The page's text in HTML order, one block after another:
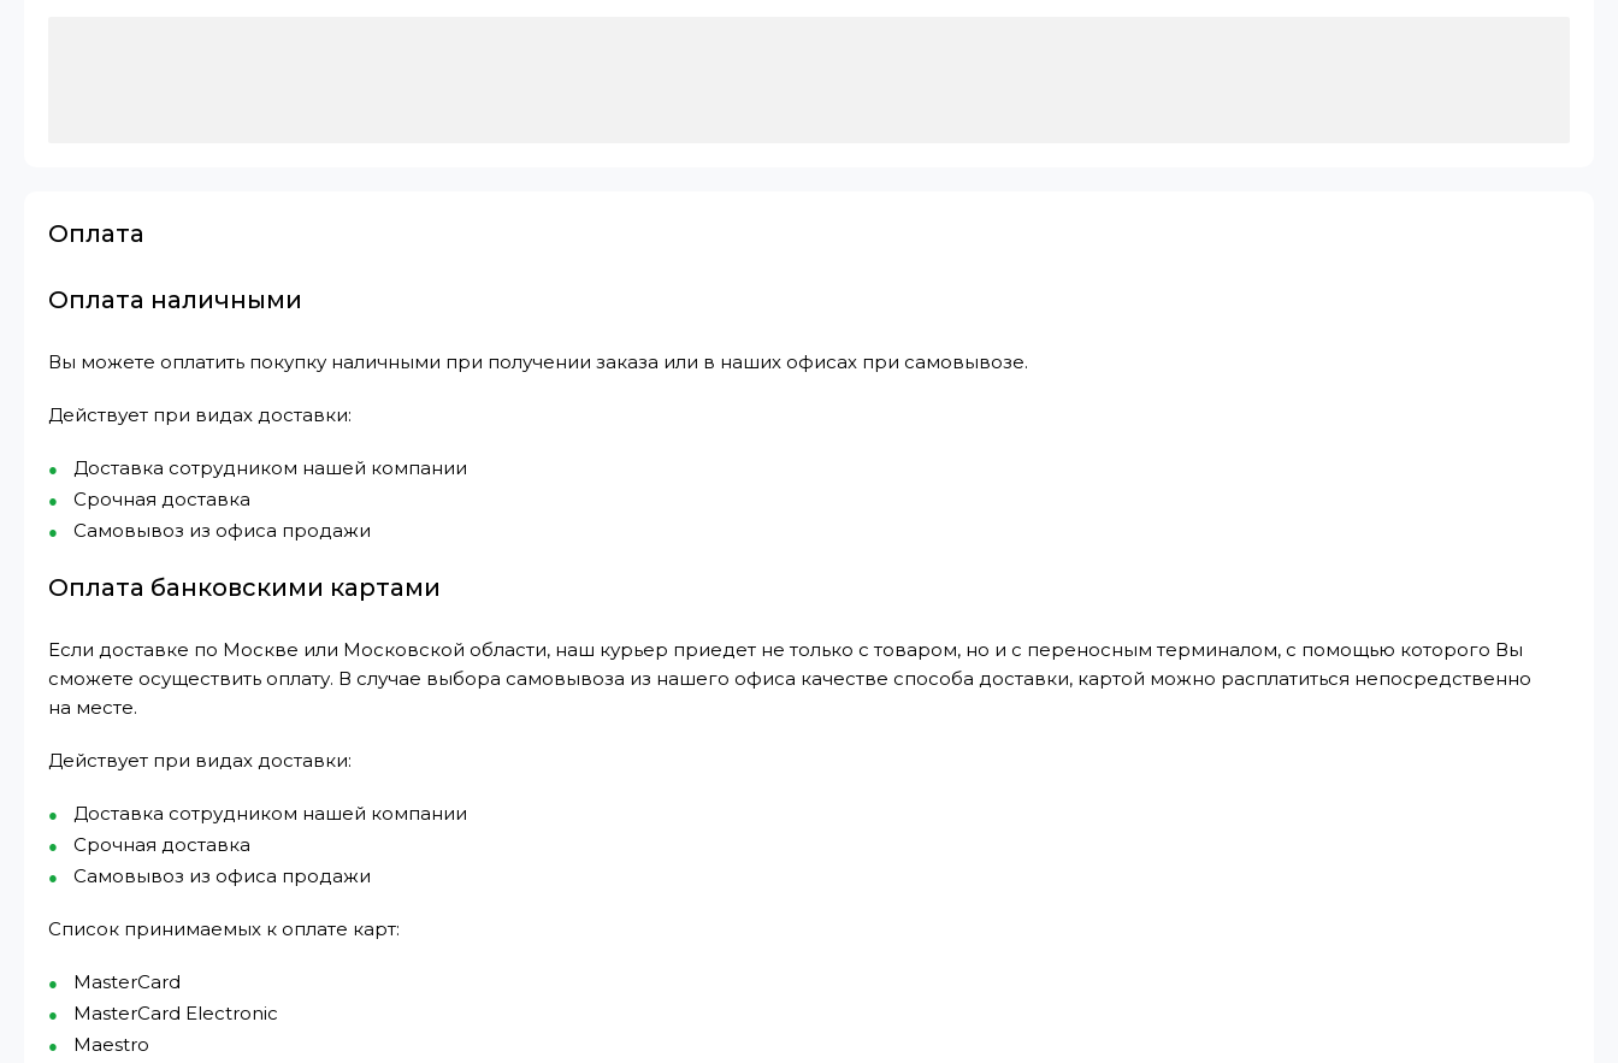
Оплата
Оплата наличными
Вы можете оплатить покупку наличными при получении заказа или в наших офисах при самовывозе.
Действует при видах доставки:
Доставка сотрудником нашей компании
Срочная доставка
Самовывоз из офиса продажи
Оплата банковскими картами
Если доставке по Москве или Московской области, наш курьер приедет не только с товаром, но и с переносным терминалом, с помощью которого Вы
сможете осуществить оплату. В случае выбора самовывоза из нашего офиса качестве способа доставки, картой можно расплатиться непосредственно
на месте.
Действует при видах доставки:
Доставка сотрудником нашей компании
Срочная доставка
Самовывоз из офиса продажи
Список принимаемых к оплате карт:
MasterCard
MasterCard Electronic
Maestro